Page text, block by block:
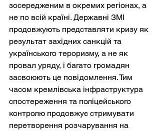
зосередженим в окремих регіонах, а
не по всій країні. Державні ЗМІ
продовжують представляти кризу як
результат західних санкцій та
українського тероризму, а не як
провал уряду, і багато громадян
засвоюють це повідомлення. Тим
часом кремлівська інфраструктура
спостереження та поліцейського
контролю продовжує стримувати
перетворення розчарування на